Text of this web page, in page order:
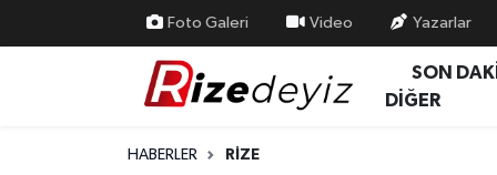
Foto Galeri Video Yazarlar
SON
DİĞER
HABERLER RIZE
Rize Nöbetçi Eczaneler